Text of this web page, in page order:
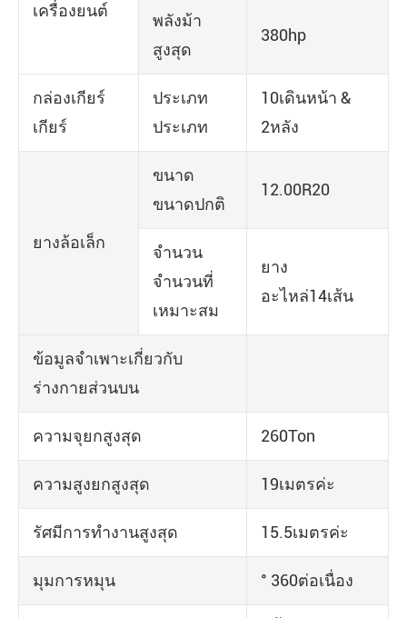
เครื่องยนต์
พลังม้า
สูงสุด
380hp
กล่องเกียร์
เกียร์
ประเภท
ประเภท
10เดินหน้า &
2หลัง
ยางล้อเล็ก
ขนาด
ขนาดปกติ
12.00R20
จำนวน
จำนวนที่
เหมาะสม
ยาง
อะไหล่14เส้น
ข้อมูลจำเพาะเกี่ยวกับ
ร่างกายส่วนบน
ความจุยกสูงสุด 260Ton
ความสูงยกสูงสุด 19เมตรค่ะ
รัศมีการทำงานสูงสุด 15.5เมตรค่ะ
มุมการหมุน ° 360ต่อเนื่อง